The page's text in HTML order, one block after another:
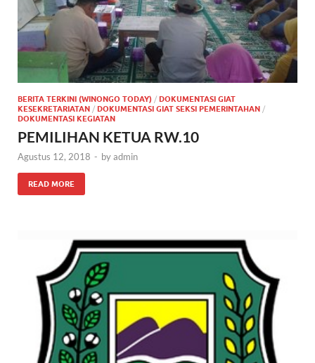
BERITA TERKINI (WINONGO TODAY) / DOKUMENTASI GIAT
KESEKRETARIATAN / DOKUMENTASI GIAT SEKSI PEMERINTAHAN /
DOKUMENTASI KEGIATAN
PEMILIHAN KETUA RW.10
Agustus 12, 2018 - byadmin
READ MORE